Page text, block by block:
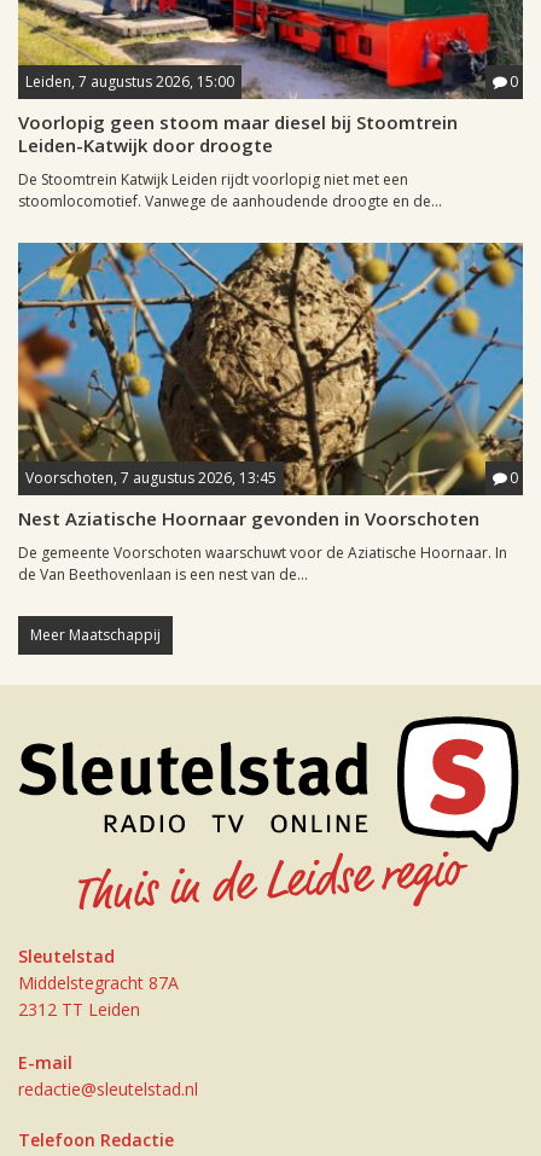
Leiden, 7 augustus 2026, 15:00 0
Voorlopig geen stoom maar diesel bij Stoomtrein
Leiden-Katwijk door droogte
De Stoomtrein Katwijk Leiden rijdt voorlopig niet met een
stoomlocomotief. Vanwege de aanhoudende droogte en de...
Voorschoten, 7 augustus 2026, 13:45 0
Nest Aziatische Hoornaar gevonden in Voorschoten
De gemeente Voorschoten waarschuwt voor de Aziatische Hoornaar. In
de Van Beethovenlaan is een nest van de...
Meer Maatschappij
Sleutelstad
Middelstegracht 87A
2312 TT Leiden
E-mail
redactie@sleutelstad.nl
Telefoon Redactie